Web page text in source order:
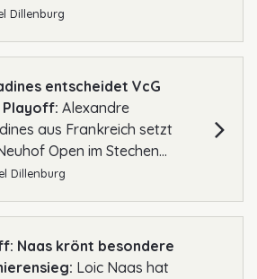
Dillenburg
entscheidet VcG
Playoff: Alexandre
aus Frankreich setzt
Open im Stechen...
Dillenburg
Naas krönt besondere
Loic Naas hat